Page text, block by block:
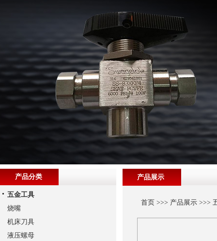
产品展示
首页 >>> 产品展示>>>
产品分类
五金工具
烧嘴
机床刀具
液压螺母